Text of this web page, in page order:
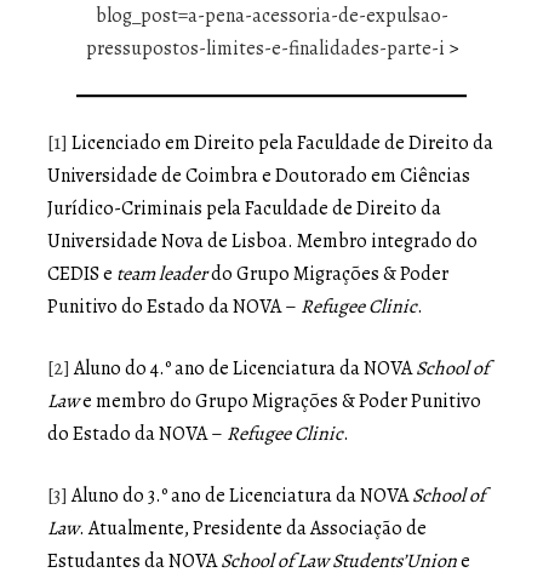
blog_post=a-pena-acessoria-de-expulsao-
pressupostos-limites-e-finalidades-parte-i >
[1] Licenciado em Direito pela Faculdade de Direito da
Universidade de Coimbra e Doutorado em Ciências
Jurídico-Criminais pela Faculdade de Direito da
Universidade Nova de Lisboa. Membro integrado do
CEDIS e team leaderdo Grupo Migrações & Poder
Punitivo do Estado da NOVA – Refugee Clinic.
[2]Aluno do 4.º ano de Licenciatura da NOVASchool of
Lawe membro do Grupo Migrações & Poder Punitivo
do Estado da NOVA – Refugee Clinic.
[3]Aluno do 3.º ano de Licenciatura da NOVASchool of
Law. Atualmente, Presidente da Associação de
Estudantes da NOVASchool of Law Students’Unione